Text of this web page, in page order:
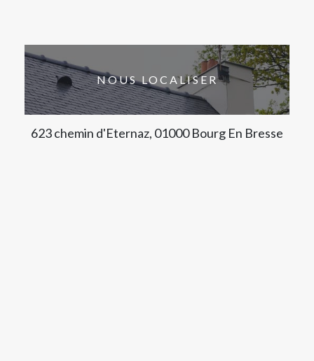
NOUS LOCALISER
623 chemin d'Eternaz, 01000 Bourg En Bresse